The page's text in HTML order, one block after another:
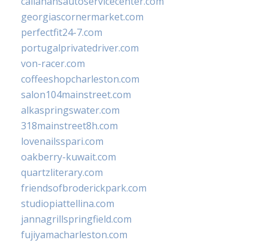
georgiascornermarket.com
perfectfit24-7.com
portugalprivatedriver.com
von-racer.com
coffeeshopcharleston.com
salon104mainstreet.com
alkaspringswater.com
318mainstreet8h.com
lovenailsspari.com
oakberry-kuwait.com
quartzliterary.com
friendsofbroderickpark.com
studiopiattellina.com
jannagrillspringfield.com
fujiyamacharleston.com